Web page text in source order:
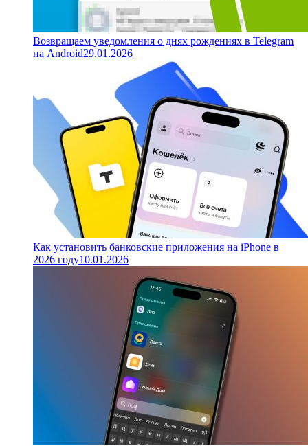
Возвращаем уведомления о днях рождениях в Telegram
на Android29.01.2026
Как установить банковские приложения на iPhone в
2026 году10.01.2026